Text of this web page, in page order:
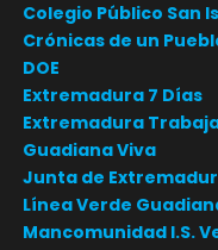
Colegio Público San
Crónicas de un
DOE
Extremadura 7 Días
Extremadura
Guadiana Viva
Junta de
Línea Verde
Mancomunidad I.S.